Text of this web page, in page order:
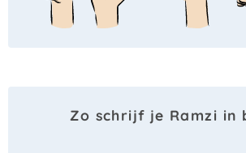
Zo schrijf je Ramzi in